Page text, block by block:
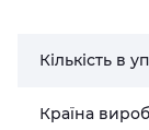
Кількість в
Країна